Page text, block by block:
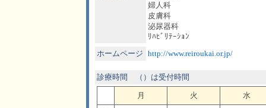
婦人科
皮膚科
泌尿器科
ﾘﾊﾋﾞﾘﾃｰｼｮﾝ
ホームページ http://www.reiroukai.or.jp/
診療時間 （）は受付時間
月 火
水